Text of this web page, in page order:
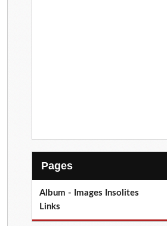
Pages
Album - Images Insolites
Links